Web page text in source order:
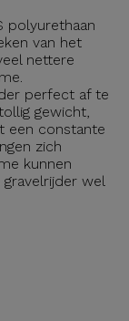
polyurethaan
van het
nettere
perfect af te
gewicht,
een constante
zich
kunnen
wel